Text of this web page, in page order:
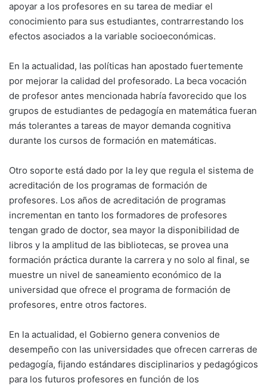
apoyar a los profesores en su tarea de mediar el
conocimiento para sus estudiantes, contrarrestando los
efectos asociados a la variable socioeconómicas.
En la actualidad, las políticas han apostado fuertemente
por mejorar la calidad del profesorado. La beca vocación
de profesor antes mencionada habría favorecido que los
grupos de estudiantes de pedagogía en matemática fueran
más tolerantes a tareas de mayor demanda cognitiva
durante los cursos de formación en matemáticas.
Otro soporte está dado por la ley que regula el sistema de
acreditación de los programas de formación de
profesores. Los años de acreditación de programas
incrementan en tanto los formadores de profesores
tengan grado de doctor, sea mayor la disponibilidad de
libros y la amplitud de las bibliotecas, se provea una
formación práctica durante la carrera y no solo al final, se
muestre un nivel de saneamiento económico de la
universidad que ofrece el programa de formación de
profesores, entre otros factores.
En la actualidad, el Gobierno genera convenios de
desempeño con las universidades que ofrecen carreras de
pedagogía, fijando estándares disciplinarios y pedagógicos
para los futuros profesores en función de los